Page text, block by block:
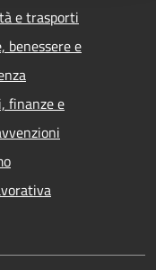
e trasporti
benessere e
finanze e